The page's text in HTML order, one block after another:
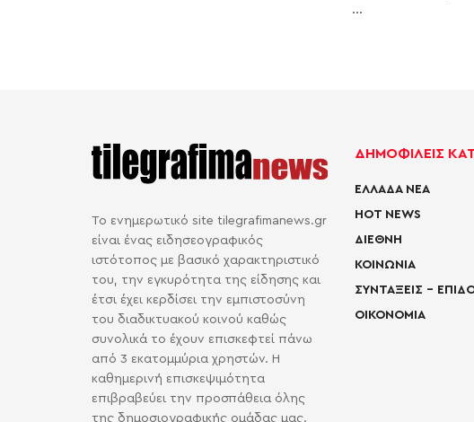
...
Το ενημερωτικό site tilegrafimanews.gr
είναι ένας ειδησεογραφικός
ιστότοπος με βασικό χαρακτηριστικό
του, την εγκυρότητα της είδησης και
έτσι έχει κερδίσει την εμπιστοσύνη
του διαδικτυακού κοινού καθώς
συνολικά το έχουν επισκεφτεί πάνω
από 3 εκατομμύρια χρηστών. Η
καθημερινή επισκεψιμότητα
επιβραβεύει την προσπάθεια όλης
της δημοσιογραφικής ομάδας μας.
ΔΗΜΟΦΙΛΕΙΣ
ΕΛΛΑΔΑ ΝΕΑ
HOT NEWS
ΔΙΕΘΝΗ
ΚΟΙΝΩΝΙΑ
ΣΥΝΤΑΞΕΙΣ –
ΟΙΚΟΝΟΜΙΑ